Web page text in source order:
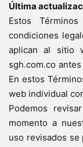
Última
Estos
condiciones
aplican al sitio
sgh.com.co
En estos
web individual
Podemos
momento a
uso revisados ​​se